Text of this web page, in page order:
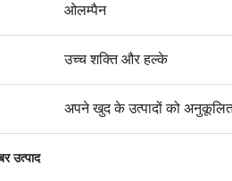
ओलम्पैन
उच्च शक्ति और हल्के
अपने खुद के उत्पादों को
उत्पाद